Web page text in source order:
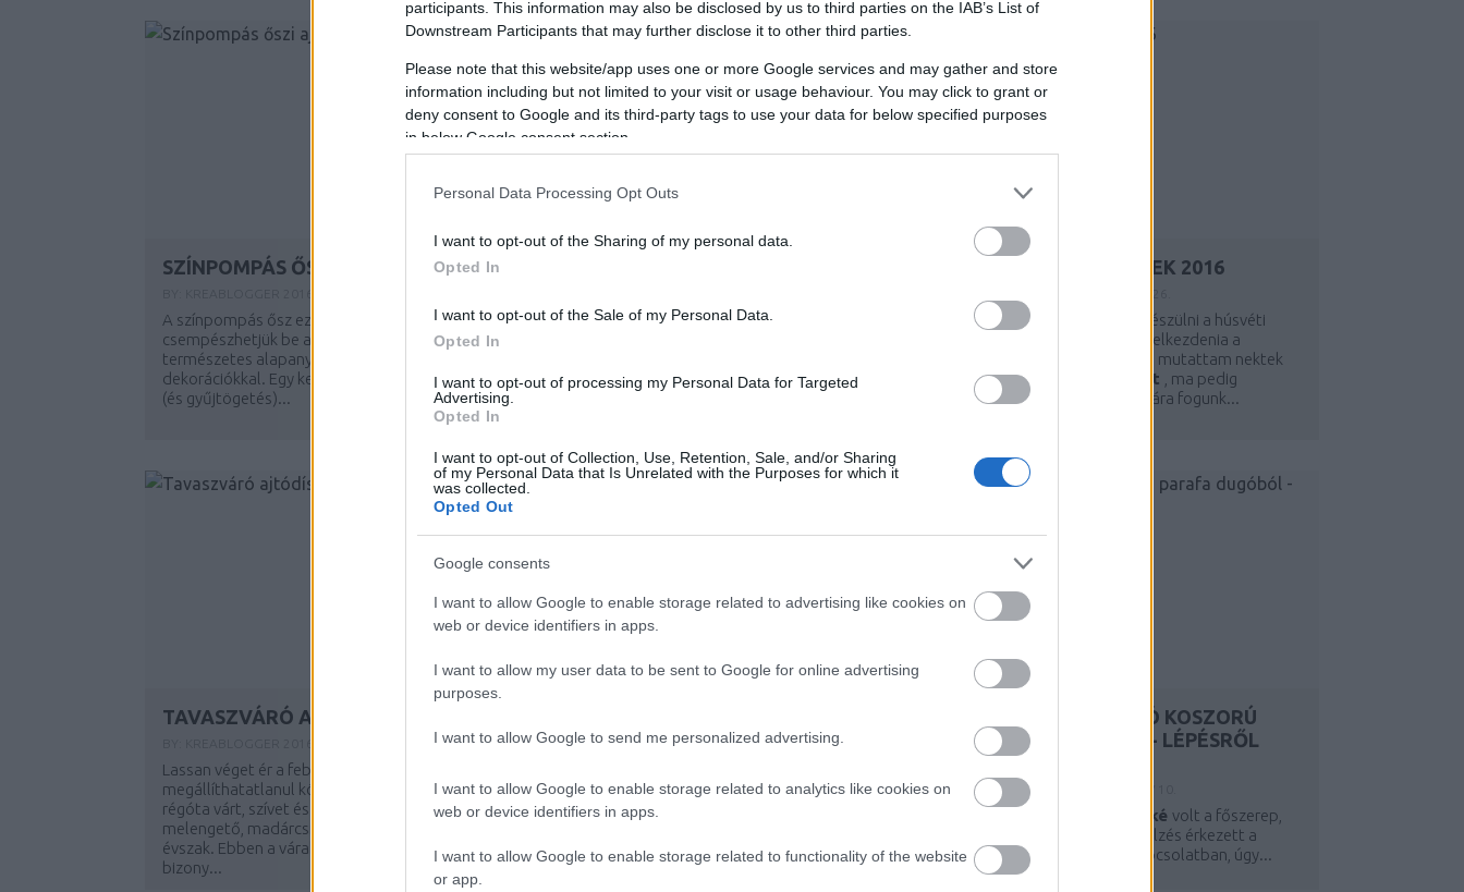
participants. This information may also be disclosed by us to third parties on the IAB’s List of
Downstream Participants that may further disclose it to other third parties.
Please note that this website/app uses one or more Google services and may gather and store
information including but not limited to your visit or usage behaviour. You may click to grant or
deny consent to Google and its third-party tags to use your data for below specified purposes
in below Google consent section.
Personal Data Processing Opt Outs
I want to opt-out of the Sharing of my personal data.
Opted In
I want to opt-out of the Sale of my Personal Data.
Opted In
I want to opt-out of processing my Personal Data for Targeted
Advertising.
Opted In
I want to opt-out of Collection, Use, Retention, Sale, and/or Sharing
of my Personal Data that Is Unrelated with the Purposes for which it
was collected.
Opted Out
Google consents
I want to allow Google to enable storage related to advertising like cookies on
web or device identifiers in apps.
I want to allow my user data to be sent to Google for online advertising
purposes.
I want to allow Google to send me personalized advertising.
I want to allow Google to enable storage related to analytics like cookies on
web or device identifiers in apps.
I want to allow Google to enable storage related to functionality of the website
or app.
SZÍNPOMPÁS ŐSZI AJTÓDÍSZEK
A színpompás ősz ezernyi árnyalatát
csempészhetjük be az otthonunkba
természetes alapanyagokból összeállított
dekorációkkal. Egy kellemes séta
(és gyűjtögetés)...
BY:KREABLOGGER2016. JÚL 19.
alapanyagokért, hasonlókat bármelyik
HÚSVÉTI AJTÓDÍSZEK 2016
Ha időben el szeretnénk készülni a húsvéti
dekorációval, lassan ideje elkezdenia a
felkészülést. A múlt héten mutattam nektek
sokféletavaszi ajtódíszt
, ma pedig
kifejezetten a húsvéti témára fogunk...
TAVASZVÁRÓ AJTÓDÍSZEK 2016
Lassan véget ér a február, és
megállíthatatlanul közeledik a tavasz. A
régóta várt, szívet és lelket egyaránt
melengető, madárcsicsergős, rügyfakasztó
évszak. Ebben a várakozással teli időszakban
bizony...
OURRIBÓL
Egy csodásan egyszerű ötlettel ihletett meg a
napokban Judit, a
egyszerűen zseniálisnak tartok. Én is...
LÉLEGZETELÁLLÍTÓ KOSZORÚ
PARAFA DUGÓBÓL - LÉPÉSRŐL
LÉPÉSRE
BY: KREABLOGGER
parafa dugóké volt a főszerep,
de mivel rengeteg visszajelzés érkezett a
csodaszép koszorúval kapcsolatban, úgy...